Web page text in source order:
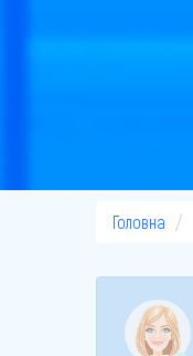
Головна